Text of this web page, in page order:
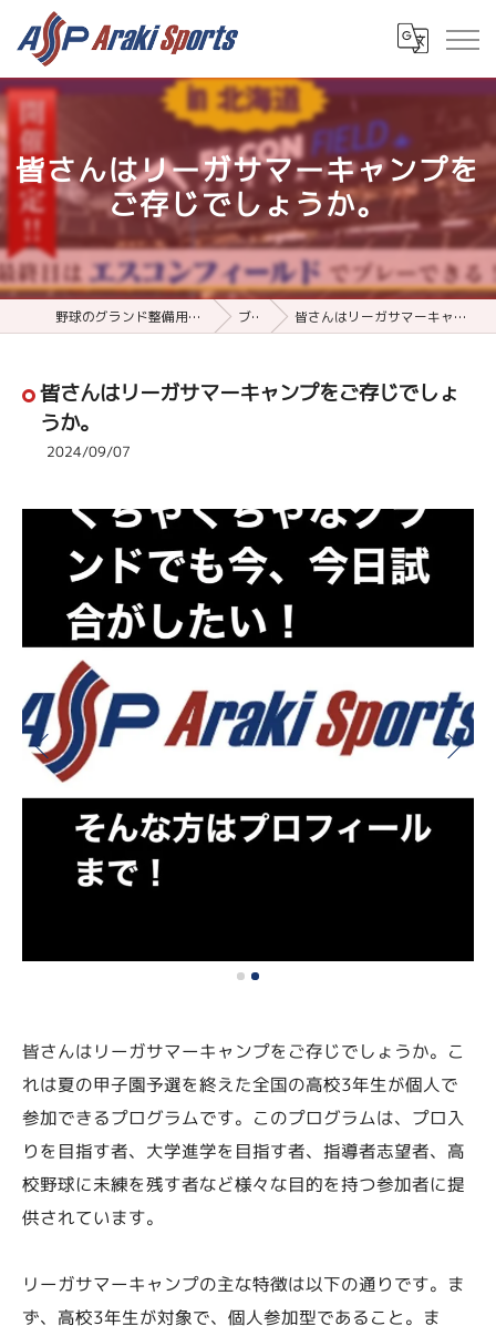
皆さんはリーガサマーキャンプを
ご存じでしょうか。
野球のグランド整備用品ならアラキスポーツ ブログ 皆さんはリーガサマーキャンプをご存じでしょうか。
皆さんはリーガサマーキャンプをご存じでしょ
うか。
2024/09/07
皆さんはリーガサマーキャンプをご存じでしょうか。こ
れは夏の甲子園予選を終えた全国の高校3年生が個人で
参加できるプログラムです。このプログラムは、プロ入
りを目指す者、大学進学を目指す者、指導者志望者、高
校野球に未練を残す者など様々な目的を持つ参加者に提
供されています。
リーガサマーキャンプの主な特徴は以下の通りです。ま
ず、高校3年生が対象で、個人参加型であること。ま